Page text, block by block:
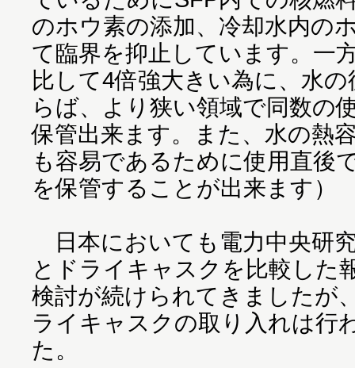
のホウ素の添加、冷却水内の
て臨界を抑止しています。一
比して4倍強大きい為に、水
らば、より狭い領域で同数の
保管出来ます。また、水の熱
も容易であるために使用直後
を保管することが出来ます）
日本においても電力中央研
とドライキャスクを比較した
検討が続けられてきましたが
ライキャスクの取り入れは行
た。